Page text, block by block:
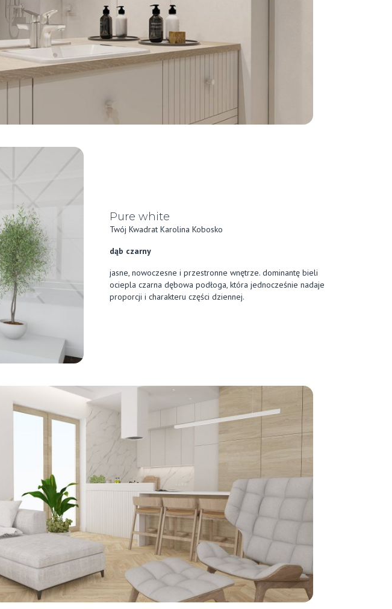
Pure white
Twój Kwadrat Karolina Kobosko
dąb czarny
jasne, nowoczesne i przestronne wnętrze. dominantę bieli
ociepla czarna dębowa podłoga, która jednocześnie nadaje
proporcji i charakteru części dziennej.